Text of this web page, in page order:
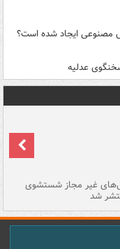
مصنوعی ایجاد شده است؟
عدلیه
غیر مجاز شستشوی
شد